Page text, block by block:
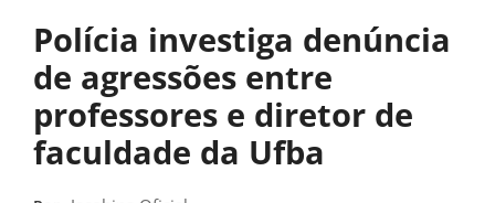
Polícia investiga denúncia
de agressões entre
professores e diretor de
faculdade da Ufba